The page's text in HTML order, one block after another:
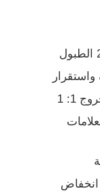
1: 1
انخفاض